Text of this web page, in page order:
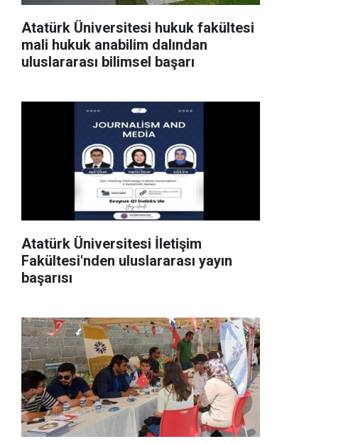
Atatürk Üniversitesi hukuk fakültesi
mali hukuk anabilim dalından
uluslararası bilimsel başarı
Atatürk Üniversitesi İletişim
Fakültesi'nden uluslararası yayın
başarısı